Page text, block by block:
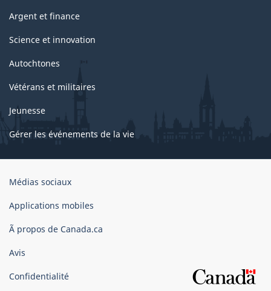
Argent et finance
Science et innovation
Autochtones
Vétérans et militaires
Jeunesse
Gérer les événements de la vie
Organisation
gouvernement
Canada
Médias sociaux
Applications mobiles
Ã propos de Canada.ca
Avis
Confidentialité